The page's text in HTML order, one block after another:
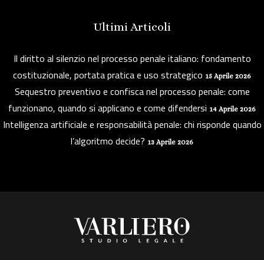
Ultimi Articoli
Il diritto al silenzio nel processo penale italiano: fondamento
costituzionale, portata pratica e uso strategico 15 Aprile 2026
Sequestro preventivo e confisca nel processo penale: come
funzionano, quando si applicano e come difendersi 14 Aprile 2026
Intelligenza artificiale e responsabilità penale: chi risponde quando
l’algoritmo decide? 13 Aprile 2026